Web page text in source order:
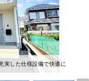
実した仕様設備で快適に